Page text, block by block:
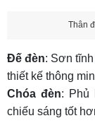
Thân
Đế đèn: Sơn
thiết kế thông
Chóa đèn: Phủ
chiếu sáng tốt